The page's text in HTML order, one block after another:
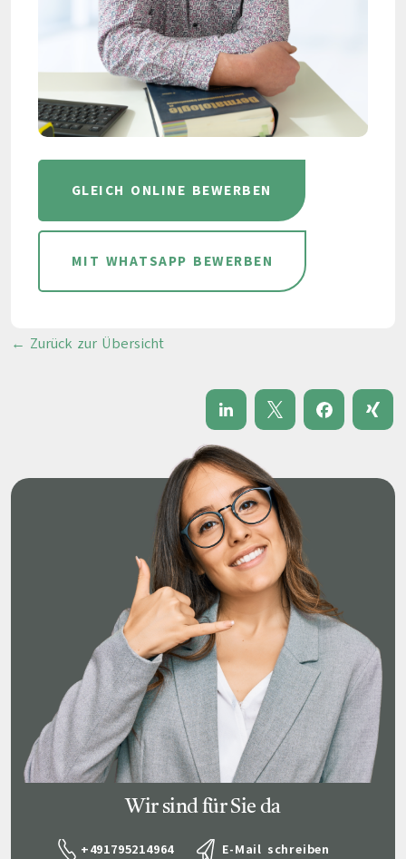
GLEICH ONLINE BEWERBEN
MIT WHATSAPP BEWERBEN
← Zurück zur Übersicht
Wir sind für Sie da
+491795214964 E-Mail schreiben